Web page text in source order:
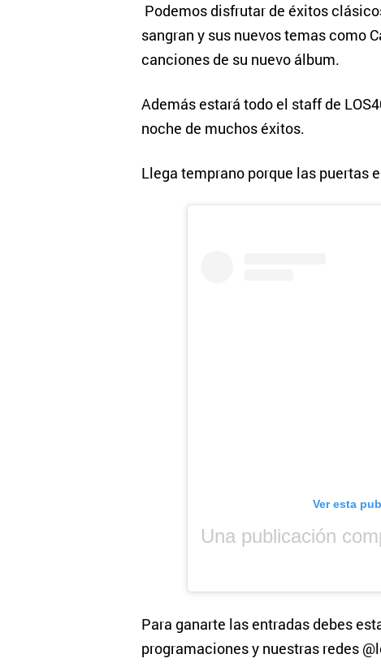
Podemos disfrutar de éxitos
sangran y sus nuevos temas como
canciones de su nuevo álbum.
Además estará todo el staff de
noche de muchos éxitos.
Llega temprano porque las puertas
Ver esta
Para ganarte las entradas debes
programaciones y nuestras redes